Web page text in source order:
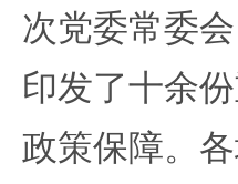
次党委常委
印发了十余
政策保障。